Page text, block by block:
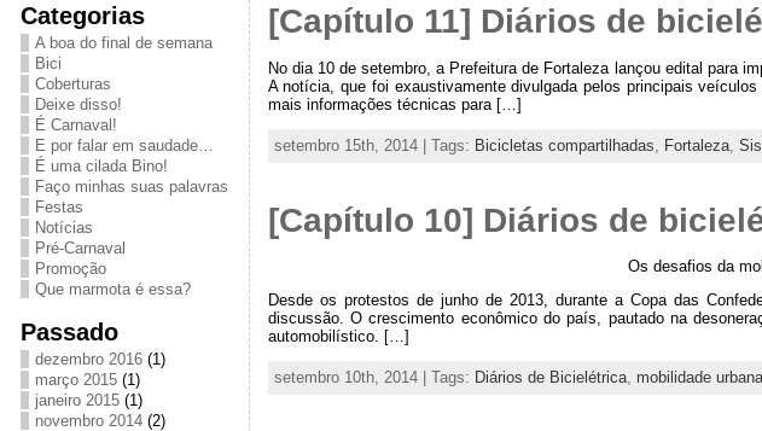
Categorias
A boa do final de semana
Bici
Coberturas
Deixe disso!
É Carnaval!
E por falar em saudade…
É uma cilada Bino!
Faço minhas suas palavras
Festas
Notícias
Pré-Carnaval
Promoção
Que marmota é essa?
Passado
dezembro 2016(1)
março 2015(1)
janeiro 2015(1)
novembro 2014(2)
[Capítulo 11] Diários de
No dia 10 de setembro, a Prefeitura de Fortaleza lançou edital para
A notícia, que foi exaustivamente divulgada pelos principais
mais informações técnicas para […]
setembro 15th, 2014 | Tags: Bicicletas compartilhadas Fortaleza,
[Capítulo 10] Diários de
Os desafios da
Desde os protestos de junho de 2013, durante a Copa das
discussão. O crescimento econômico do país, pautado na
automobilístico. […]
setembro 10th, 2014 | Tags: Diários de Bicielétrica, mobilidade urbana